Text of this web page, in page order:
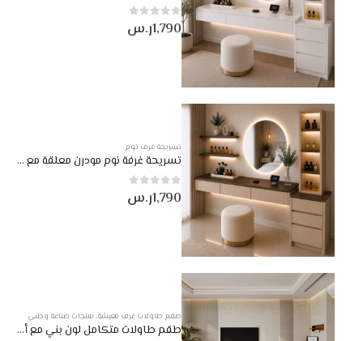
0من أصل 5
1,790ر.س
تسريحة غرف نوم
تسريحة غرفة نوم مودرن معلقة مع وحدة أدراج وأرفف مضيئة LED لون بيج وجوزي
0من أصل 5
1,790ر.س
طقم طاولات غرف معيشة, منتجات صناعة وطني
طقم طاولات متكامل لون بني مع أسود DE-953